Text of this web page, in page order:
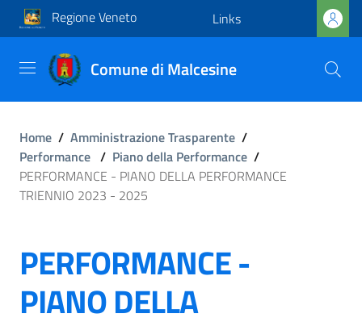
Regione Veneto Links
Comune di Malcesine
Home / Amministrazione Trasparente /
Performance / Piano della Performance /
PERFORMANCE - PIANO DELLA PERFORMANCE
TRIENNIO 2023 - 2025
PERFORMANCE -
PIANO DELLA